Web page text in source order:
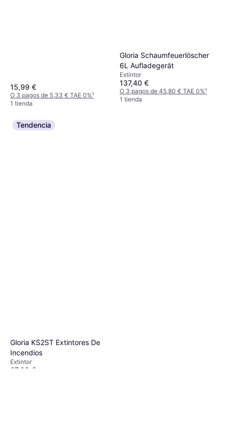
15,99 €
O 3 pagos de 5,33 € TAE 0%¹
1 tienda
Gloria Schaumfeuerlöscher
6L Aufladegerät
Extintor
137,40 €
O 3 pagos de 45,80 € TAE 0%¹
1 tienda
Tendencia
Gloria KS2ST Extintores De
Incendios
Extintor
67,06 €